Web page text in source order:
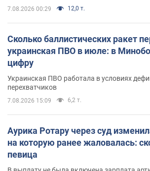
7.08.2026 00:29 12,0 т.
Сколько баллистических ракет
украинская ПВО в июле: в
цифру
Украинская ПВО работала в условиях
перехватчиков
7.08.2026 15:09 6,2 т.
Аурика Ротару через суд
на которую ранее жаловалась:
певица